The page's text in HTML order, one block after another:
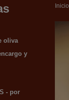
oliva
y
- por
Inicio